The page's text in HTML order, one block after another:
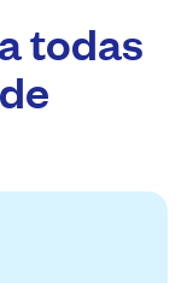
todas